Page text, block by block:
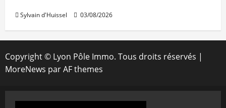
Sylvain d'Huissel 03/08/2026
Copyright © Lyon Pôle Immo. Tous droits réservés |
MoreNews par AF themes